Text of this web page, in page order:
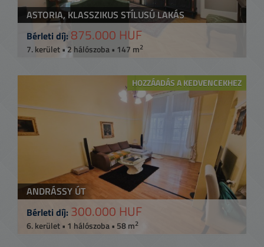
ASTORIA, KLASSZIKUS STÍLUSÚ LAKÁS
Bérleti díj: 875.000 HUF
7. kerület • 2 hálószoba • 147 m2
HOZZÁADÁS A KEDVENCEKHEZ
ANDRÁSSY ÚT
Bérleti díj: 300.000 HUF
6. kerület • 1 hálószoba • 58 m2